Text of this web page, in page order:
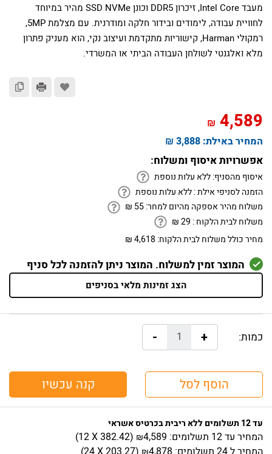
מעבד Intel Core, זיכרון DDR5 וכונן SSD NVMe מהיר במיוחד
לחוויית עבודה, לימודים ובידור חלקה ומודרנית. עם מצלמת 5MP,
רמקולי Harman, קישוריות מתקדמת ועיצוב נקי, הוא מעניק פתרון
מלא ואלגנטי לשולחן העבודה הביתי או המשרדי.
₪
4,589
₪
המחיר באילת: 3,888 ₪
אפשרויות איסוף ומשלוח:
איסוף מהסניף:ללא עלות נוספת
הזמנה לסניפי אילת :ללא עלות נוספת
משלוח מהיר אספקה מהיום למחר:
₪ 55
משלוח לבית הלקוח :
₪29
מחיר כולל משלוח לבית הלקוח: 4,618 ₪
המוצר זמין למשלוח. המוצר ניתן להזמנה לכל סניף
הצג זמינות מלאי בסניפים
כמות: +
-
הוסף לסל קנה עכשיו
עד 12 תשלומים ללא ריבית בכרטיס אשראי
המחיר עד 12 תשלומים: ₪4,589
(12 X382.42)